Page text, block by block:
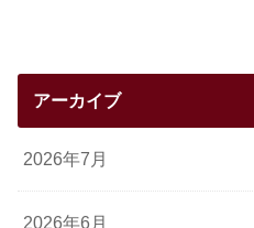
アーカイブ
2026年7月
2026年6月